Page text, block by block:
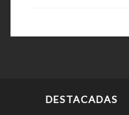
DESTACADAS